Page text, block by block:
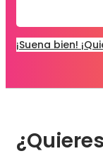
¡Suena bien!